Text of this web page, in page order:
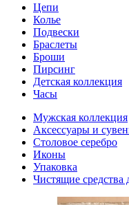
Цепи
Колье
Подвески
Браслеты
Броши
Пирсинг
Детская коллекция
Часы
Мужская коллекция
Аксессуары и
Столовое серебро
Иконы
Упаковка
Чистящие средства